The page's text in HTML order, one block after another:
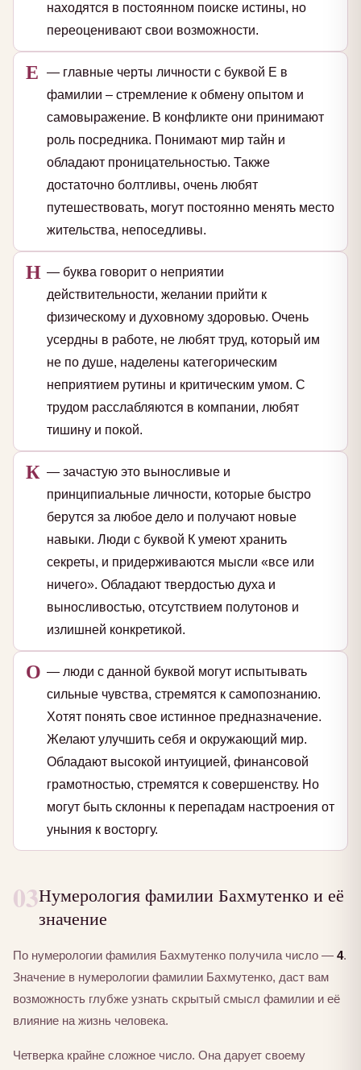
находятся в постоянном поиске истины, но
переоценивают свои возможности.
Е
— главные черты личности с буквой Е в
фамилии – стремление к обмену опытом и
самовыражение. В конфликте они принимают
роль посредника. Понимают мир тайн и
обладают проницательностью. Также
достаточно болтливы, очень любят
путешествовать, могут постоянно менять место
жительства, непоседливы.
Н — буква говорит о неприятии
действительности, желании прийти к
физическому и духовному здоровью. Очень
усердны в работе, не любят труд, который им
не по душе, наделены категорическим
неприятием рутины и критическим умом. С
трудом расслабляются в компании, любят
тишину и покой.
К — зачастую это выносливые и
принципиальные личности, которые быстро
берутся за любое дело и получают новые
навыки. Люди с буквой К умеют хранить
секреты, и придерживаются мысли «все или
ничего». Обладают твердостью духа и
выносливостью, отсутствием полутонов и
излишней конкретикой.
О — люди с данной буквой могут испытывать
сильные чувства, стремятся к самопознанию.
Хотят понять свое истинное предназначение.
Желают улучшить себя и окружающий мир.
Обладают высокой интуицией, финансовой
грамотностью, стремятся к совершенству. Но
могут быть склонны к перепадам настроения от
уныния к восторгу.
03Нумерология фамилии Бахмутенко и её
значение
По нумерологии фамилия Бахмутенко получила число — 4.
Значение в нумерологии фамилии Бахмутенко, даст вам
возможность глубже узнать скрытый смысл фамилии и её
влияние на жизнь человека.
Четверка крайне сложное число. Она дарует своему